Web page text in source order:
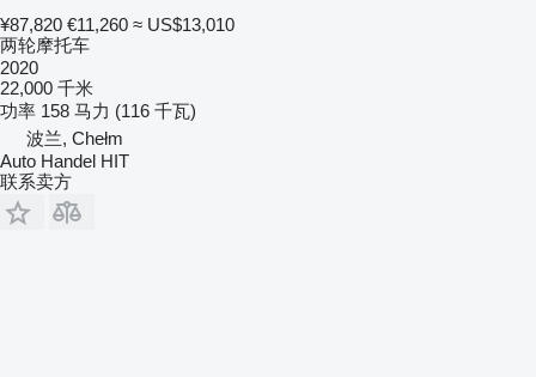
¥87,820 €11,260 ≈ US$13,010
两轮摩托车
2020
22,000 千米
功率 158 马力 (116 千瓦)
波兰, Chełm
Auto Handel HIT
联系卖方